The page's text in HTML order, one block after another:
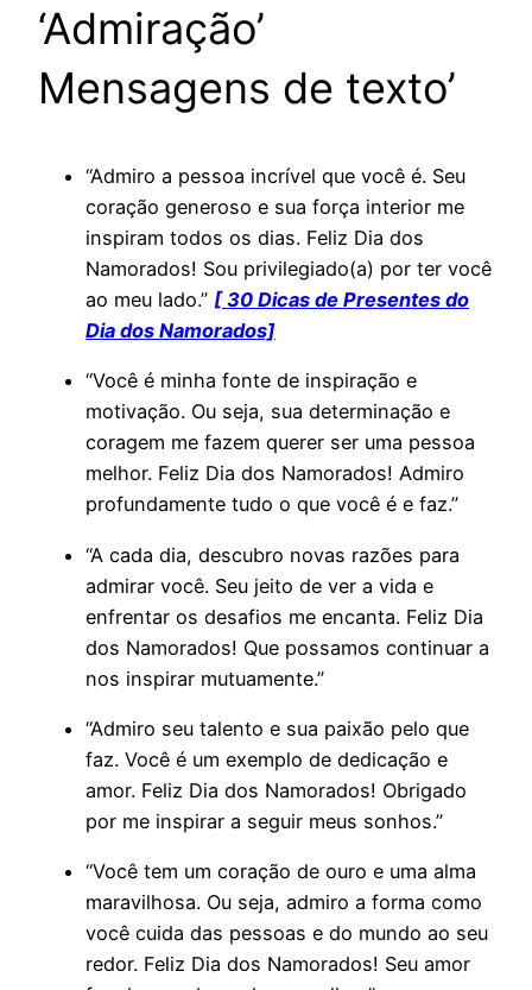
‘Admiração’
Mensagens de texto’
“Admiro a pessoa incrível que você é. Seu
coração generoso e sua força interior me
inspiram todos os dias. Feliz Dia dos
Namorados! Sou privilegiado(a) por ter você
ao meu lado.” [ 30 Dicas de Presentes do
Dia dos Namorados]
“Você é minha fonte de inspiração e
motivação. Ou seja, sua determinação e
coragem me fazem querer ser uma pessoa
melhor. Feliz Dia dos Namorados! Admiro
profundamente tudo o que você é e faz.”
“A cada dia, descubro novas razões para
admirar você. Seu jeito de ver a vida e
enfrentar os desafios me encanta. Feliz Dia
dos Namorados! Que possamos continuar a
nos inspirar mutuamente.”
“Admiro seu talento e sua paixão pelo que
faz. Você é um exemplo de dedicação e
amor. Feliz Dia dos Namorados! Obrigado
por me inspirar a seguir meus sonhos.”
“Você tem um coração de ouro e uma alma
maravilhosa. Ou seja, admiro a forma como
você cuida das pessoas e do mundo ao seu
redor. Feliz Dia dos Namorados! Seu amor